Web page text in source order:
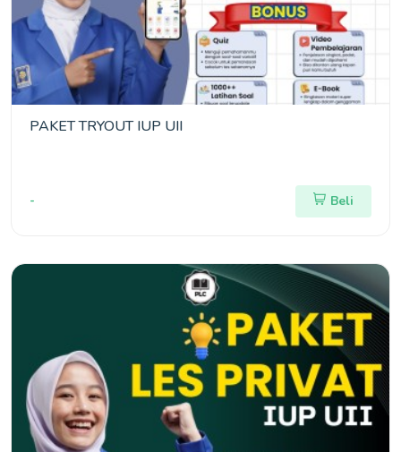
PAKET TRYOUT IUP UII
- Beli